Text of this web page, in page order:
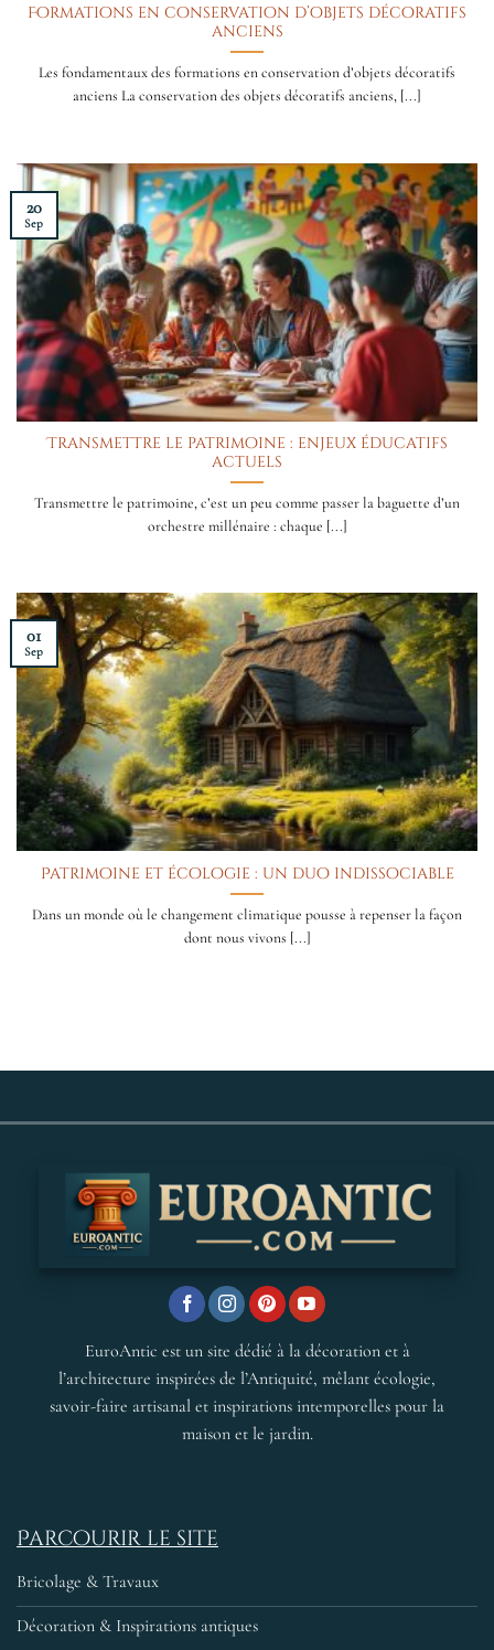
Formations en conservation d’objets décoratifs
anciens
Les fondamentaux des formations en conservation d’objets décoratifs
anciens La conservation des objets décoratifs anciens, [...]
Transmettre le patrimoine : enjeux éducatifs
actuels
Transmettre le patrimoine, c’est un peu comme passer la baguette d’un
orchestre millénaire : chaque [...]
20
Sep
Patrimoine et écologie : un duo indissociable
Dans un monde où le changement climatique pousse à repenser la façon
dont nous vivons [...]
01
Sep
EuroAntic est un site dédié à la décoration et à
l’architecture inspirées de l’Antiquité, mêlant écologie,
savoir-faire artisanal et inspirations intemporelles pour la
maison et le jardin.
Parcourir le site
Bricolage & Travaux
Décoration & Inspirations antiques